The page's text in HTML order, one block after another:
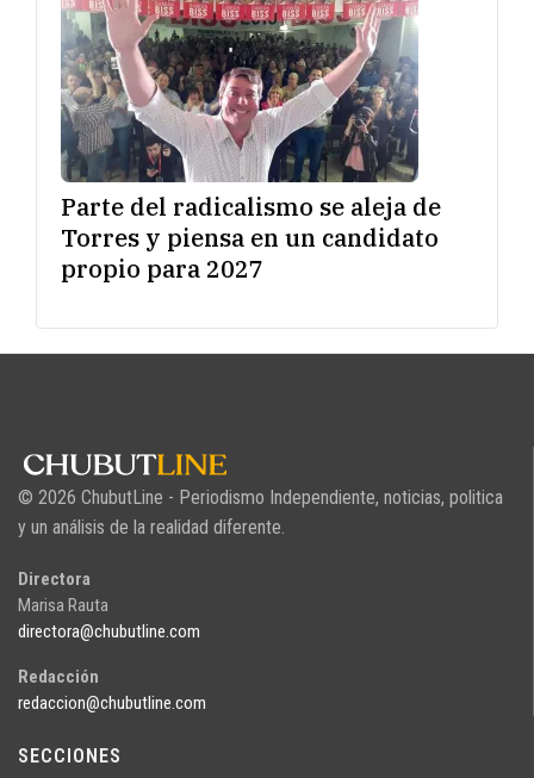
Parte del radicalismo se aleja de
Torres y piensa en un candidato
propio para 2027
© 2026 ChubutLine - Periodismo Independiente, noticias, politica
y un análisis de la realidad diferente.
Directora
Marisa Rauta
directora@chubutline.com
Redacción
redaccion@chubutline.com
SECCIONES